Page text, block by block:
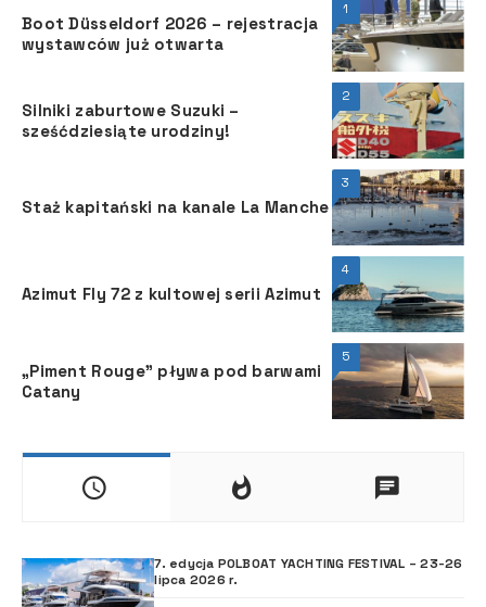
1
Boot Düsseldorf 2026 – rejestracja
wystawców już otwarta
2
Silniki zaburtowe Suzuki –
sześćdziesiąte urodziny!
3
Staż kapitański na kanale La Manche
4
Azimut Fly 72 z kultowej serii Azimut
5
„Piment Rouge” pływa pod barwami
Catany
7. edycja POLBOAT YACHTING FESTIVAL – 23-26
lipca 2026 r.